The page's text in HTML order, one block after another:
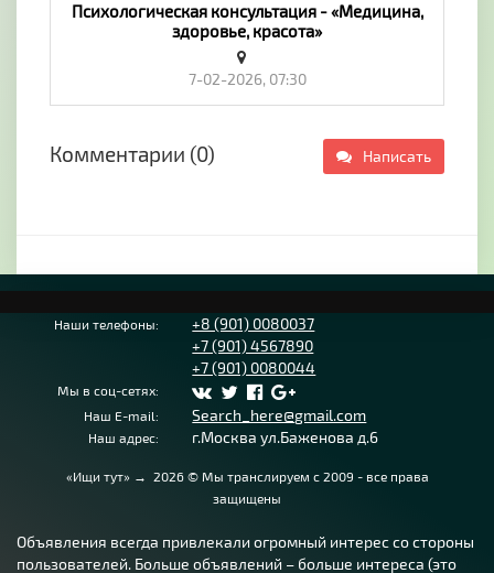
Психологическая консультация - «Медицина,
здоровье, красота»
7-02-2026, 07:30
Комментарии (0) Написать
Наши телефоны:
+8 (901) 0080037
+7 (901) 4567890
+7 (901) 0080044
Мы в соц-сетях:
Наш E-mail:
Search_here@gmail.com
Наш адрес: г.Москва ул.Баженова д.6
«Ищи тут» → 2026© Мы транслируем с 2009 - все права
защищены
Объявления всегда привлекали огромный интерес со стороны
пользователей. Больше объявлений – больше интереса (это